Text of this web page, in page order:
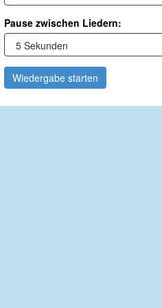
Pause zwischen Liedern:
Wiedergabe starten